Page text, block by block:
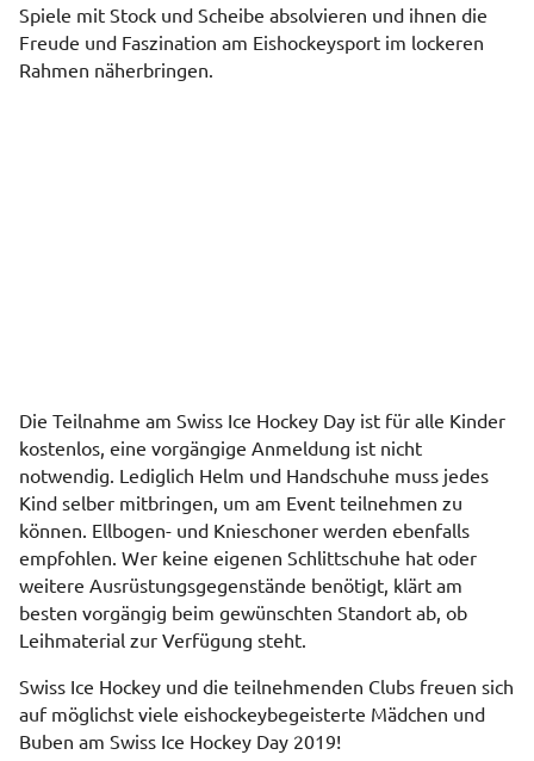
Spiele mit Stock und Scheibe absolvieren und ihnen die
Freude und Faszination am Eishockeysport im lockeren
Rahmen näherbringen.
Die Teilnahme am Swiss Ice Hockey Day ist für alle Kinder
kostenlos, eine vorgängige Anmeldung ist nicht
notwendig. Lediglich Helm und Handschuhe muss jedes
Kind selber mitbringen, um am Event teilnehmen zu
können. Ellbogen- und Knieschoner werden ebenfalls
empfohlen. Wer keine eigenen Schlittschuhe hat oder
weitere Ausrüstungsgegenstände benötigt, klärt am
besten vorgängig beim gewünschten Standort ab, ob
Leihmaterial zur Verfügung steht.
Swiss Ice Hockey und die teilnehmenden Clubs freuen sich
auf möglichst viele eishockeybegeisterte Mädchen und
Buben am Swiss Ice Hockey Day 2019!